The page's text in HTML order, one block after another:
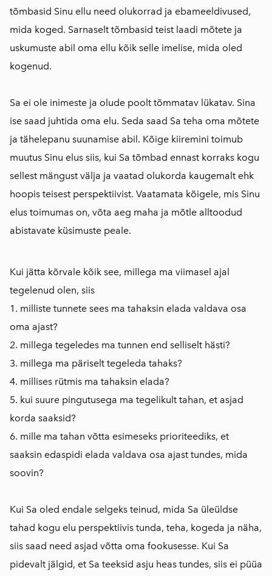
tõmbasid Sinu ellu need olukorrad ja ebameeldivused,
mida koged. Sarnaselt tõmbasid teist laadi mõtete ja
uskumuste abil oma ellu kõik selle imelise, mida oled
kogenud.
Sa ei ole inimeste ja olude poolt tõmmatav lükatav. Sina
ise saad juhtida oma elu. Seda saad Sa teha oma mõtete
ja tähelepanu suunamise abil. Kõige kiiremini toimub
muutus Sinu elus siis, kui Sa tõmbad ennast korraks kogu
sellest mängust välja ja vaatad olukorda kaugemalt ehk
hoopis teisest perspektiivist. Vaatamata kõigele, mis Sinu
elus toimumas on, võta aeg maha ja mõtle alltoodud
abistavate küsimuste peale.
Kui jätta kõrvale kõik see, millega ma viimasel ajal
tegelenud olen, siis
1. milliste tunnete sees ma tahaksin elada valdava osa
oma ajast?
2. millega tegeledes ma tunnen end selliselt hästi?
3. millega ma päriselt tegeleda tahaks?
4. millises rütmis ma tahaksin elada?
5. kui suure pingutusega ma tegelikult tahan, et asjad
korda saaksid?
6. mille ma tahan võtta esimeseks prioriteediks, et
saaksin edaspidi elada valdava osa ajast tundes, mida
soovin?
Kui Sa oled endale selgeks teinud, mida Sa üleüldse
tahad kogu elu perspektiivis tunda, teha, kogeda ja näha,
siis saad need asjad võtta oma fookusesse. Kui Sa
pidevalt jälgid, et Sa teeksid asju heas tundes, siis ei püüa